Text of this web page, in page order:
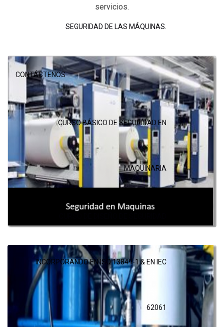
SEGURIDAD DE LAS MÁQUINAS.
CONTÁCTENOS
CURSO BÁSICO DE SEGURIDAD EN
MAQUINARIA
INCORPORANDO EN ISO 13849-1 & EN IEC
62061
servicios.